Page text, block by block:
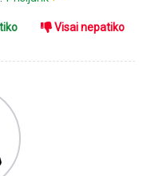
Visai nepatiko